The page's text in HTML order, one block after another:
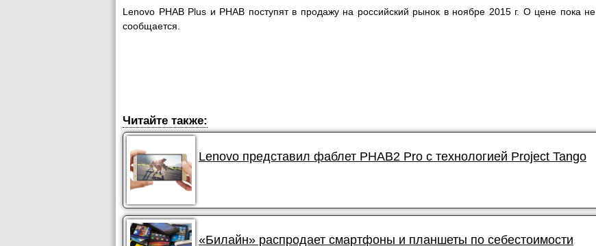
Lenovo PHAB Plus и PHAB поступят в продажу на российский рынок в ноябре 2015 г. О цене пока не
сообщается.
Читайте также:
Lenovo представил фаблет PHAB2 Pro с технологией Project Tango
«Билайн» распродает смартфоны и планшеты по себестоимости